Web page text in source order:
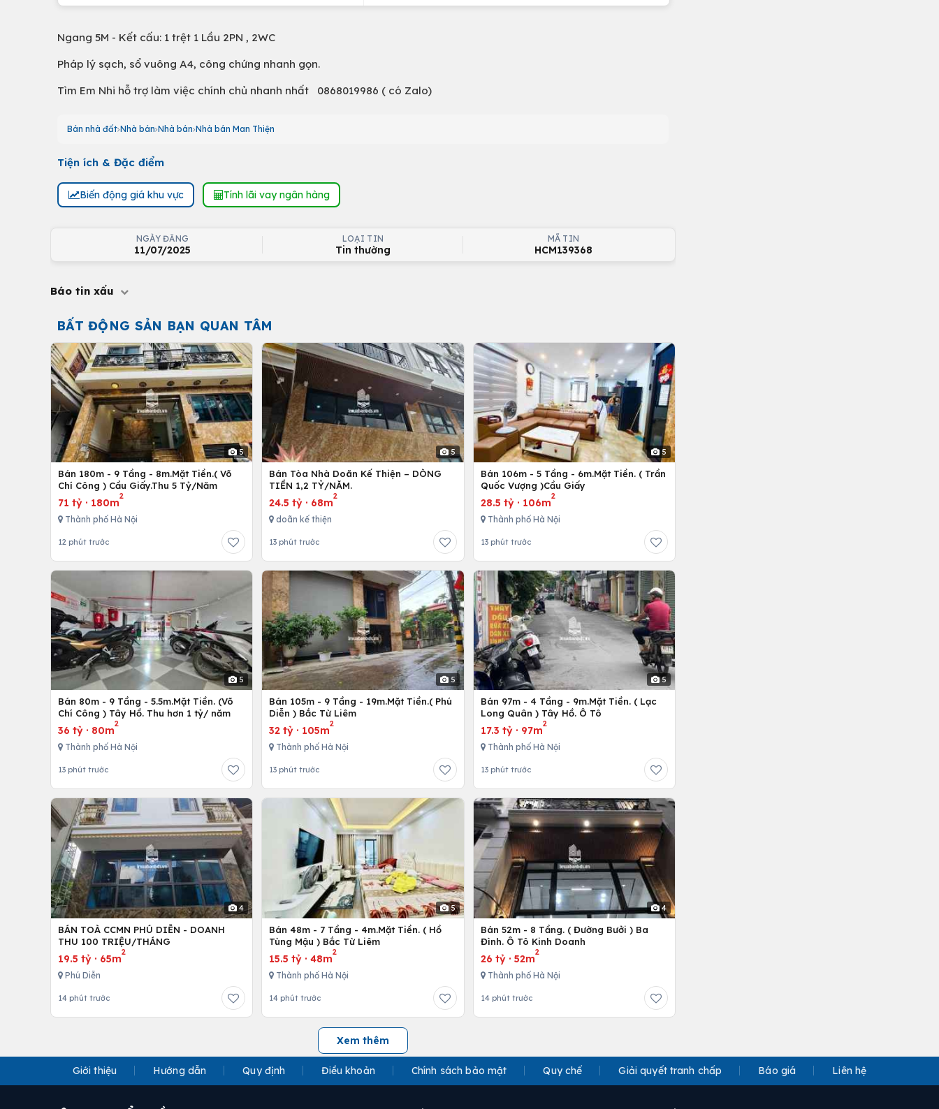
Ngang 5M - Kết cấu: 1 trệt 1 Lầu 2PN , 2WC
Pháp lý sạch, sổ vuông A4, công chứng nhanh gọn.
Tìm Em Nhi hỗ trợ làm việc chính chủ nhanh nhất 0868019986 ( có Zalo)
Bán nhà đất Nhà bán Nhà bán Nhà bán Man Thiện
Tiện ích & Đặc điểm
Biến động giá khu vực Tính lãi vay ngân hàng
NGÀY ĐĂNG
11/07/2025
LOẠI TIN
Tin thường
MÃ TIN
HCM139368
Báo tin xấu
BẤT ĐỘNG SẢN BẠN QUAN TÂM
5
Bán 180m - 9 Tầng - 8m.Mặt Tiền.( Võ
Chí Công ) Cầu Giấy.Thu 5 Tỷ/Năm
71 tỷ · 180m
2
Thành phố Hà Nội
12 phút trước
5
Bán Tòa Nhà Doãn Kế Thiện – DÒNG
TIỀN 1,2 TỶ/NĂM.
24.5 tỷ · 68m
2
doãn kế thiện
13 phút trước
5
Bán 106m - 5 Tầng - 6m.Mặt Tiền. ( Trần
Quốc Vượng )Cầu Giấy
28.5 tỷ· 106m
2
Thành phố Hà Nội
13 phút trước
5
Bán 80m - 9 Tầng - 5.5m.Mặt Tiền. (Võ
Chí Công ) Tây Hồ. Thu hơn 1 tỷ/ năm
36 tỷ · 80m
2
Thành phố Hà Nội
13 phút trước
5
Bán 105m - 9 Tầng - 19m.Mặt Tiền.( Phú
Diễn ) Bắc Từ Liêm
32 tỷ · 105m
2
Thành phố Hà Nội
13 phút trước
5
Bán 97m - 4 Tầng - 9m.Mặt Tiền. ( Lạc
Long Quân ) Tây Hồ. Ô Tô
17.3 tỷ· 97m
2
Thành phố Hà Nội
13 phút trước
4
BÁN TOÀ CCMN PHÚ DIỄN - DOANH
THU 100 TRIỆU/THÁNG
19.5 tỷ · 65m
2
Phú Diễn
14 phút trước
5
Bán 48m - 7 Tầng - 4m.Mặt Tiền. ( Hồ
Tùng Mậu ) Bắc Từ Liêm
15.5 tỷ ·48m
2
Thành phố Hà Nội
14 phút trước
4
Bán 52m - 8 Tầng. ( Đường Bưởi ) Ba
Đình. Ô Tô Kinh Doanh
26 tỷ· 52m
2
Thành phố Hà Nội
14 phút trước
Xem thêm
Giới thiệu Hướng dẫn Quy định Điều khoản Chính sách bảo mật Quy chế Giải quyết tranh chấp Báo giá Liên hệ